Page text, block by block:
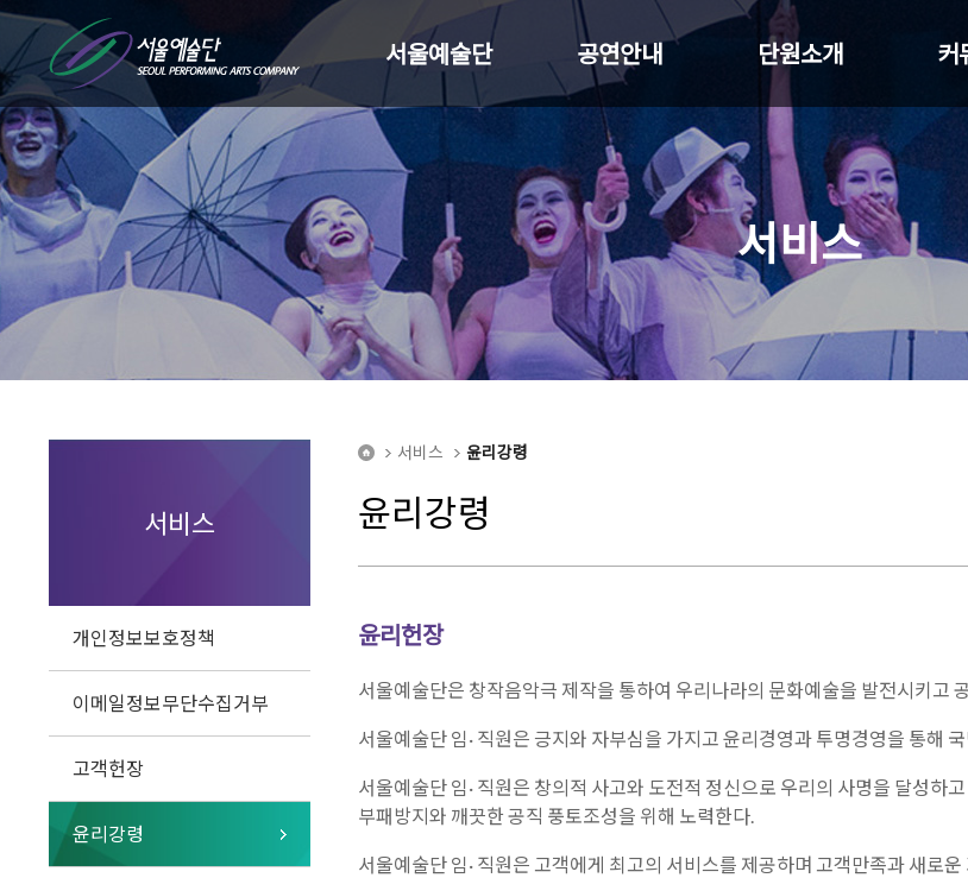
서울예술단 공연안내 단원소개 커
서비스
서비스
개인정보보호정책
이메일정보무단수집거부
고객헌장
윤리강령
서비스 윤리강령
윤리강령
윤리헌장
서울예술단은 창작음악극 제작을 통하여 우리나라의 문화예술을 발전시키고
서울예술단 임· 직원은 긍지와 자부심을 가지고 윤리경영과 투명경영을 통해
서울예술단 임· 직원은 창의적 사고와 도전적 정신으로 우리의 사명을 달성하
부패방지와 깨끗한 공직 풍토조성을 위해 노력한다.
서울예술단 임· 직원은 고객에게 최고의 서비스를 제공하며 고객만족과 새로